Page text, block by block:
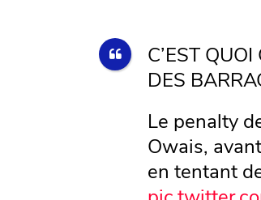
C’EST
DES
Le penalty
Owais,
en tentant